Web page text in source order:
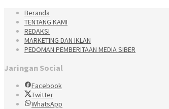
Beranda
TENTANG KAMI
REDAKSI
MARKETING DAN IKLAN
PEDOMAN PEMBERITAAN MEDIA SIBER
Jaringan Social
Facebook
Twitter
WhatsApp